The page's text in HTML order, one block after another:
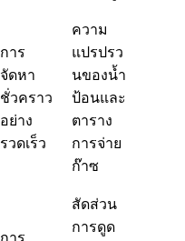
การ
จัดหา
ชั่วคราว
อย่าง
รวดเร็ว
ความ
แปรปรว
นของน้ำ
ป้อนและ
ตาราง
การจ่าย
ก๊าซ
การ
สัดส่วน
การดูด